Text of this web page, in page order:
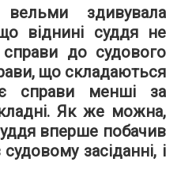
здивувала
віднині суддя не
справи до судового
що складаються
справи менші за
Як же можна,
вперше побачив
засіданні, і